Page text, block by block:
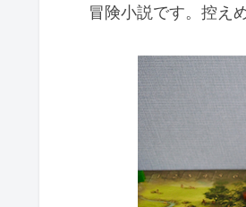
冒険小説です。控え